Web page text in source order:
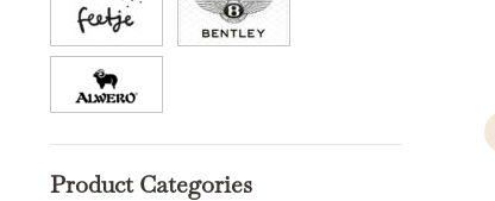
Product Categories